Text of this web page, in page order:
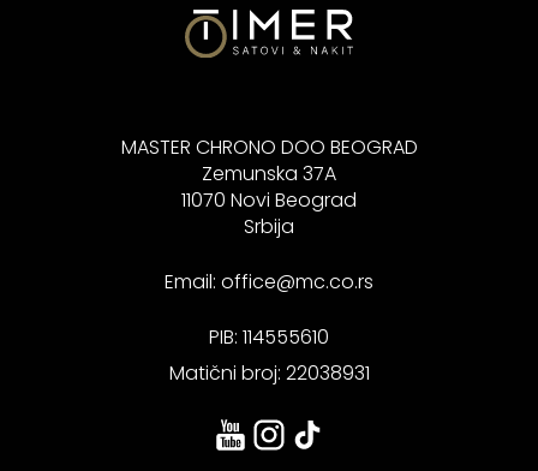
MASTER CHRONO DOO BEOGRAD
Zemunska 37A
11070 Novi Beograd
Srbija
Email: office@mc.co.rs
PIB: 114555610
Matični broj: 22038931